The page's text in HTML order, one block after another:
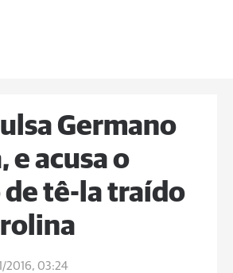
Germano
e acusa o
tê-la traído
2016, 03:24